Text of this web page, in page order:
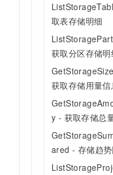
取表存储明细
获取分区存储明
获取存储用量信
y - 获取存储总
ared - 存储趋